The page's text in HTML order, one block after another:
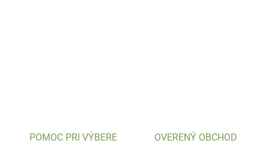
POMOC PRI VÝBERE OVERENÝ OBCHOD